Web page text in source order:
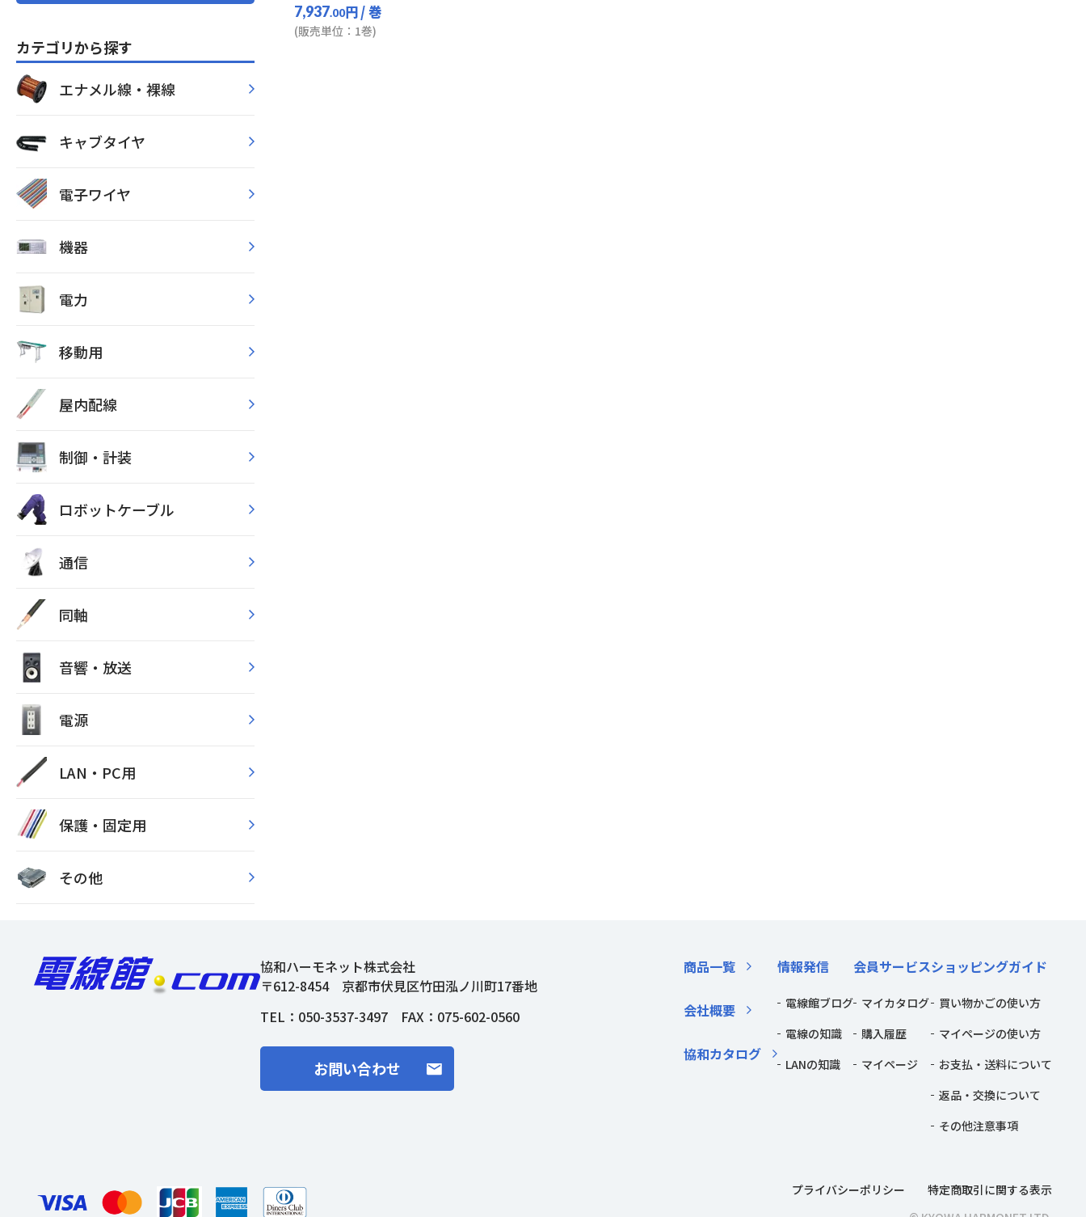
カテゴリから探す
エナメル線・裸線
キャブタイヤ
電子ワイヤ
機器
電力
移動用
屋内配線
制御・計装
ロボットケーブル
通信
同軸
音響・放送
電源
LAN・PC用
保護・固定用
その他
7,937.00円/ 巻
(販売単位：1巻)
協和ハーモネット株式会社
〒612-8454 京都市伏見区竹田泓ノ川町17番地
TEL： 050-3537-3497 FAX：075-602-0560
お問い合わせ
商品一覧
会社概要
協和カタログ
情報発信
電線館ブログ
電線の知識
LANの知識
会員サービス
マイカタログ
購入履歴
マイページ
ショッピングガイド
買い物かごの使い方
マイページの使い方
お支払・送料について
返品・交換について
その他注意事項
プライバシーポリシー
特定商取引に関する表示